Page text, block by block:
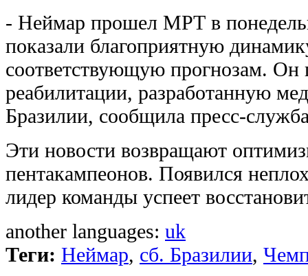
- Неймар прошел МРТ в
показали благоприятную
соответствующую прогнозам.
реабилитации, разработанную
Бразилии, сообщила пресс-
Эти новости возвращают
пентакампеонов. Появился
лидер команды успеет
another languages: uk
Теги: Неймар, сб. Бразилии,